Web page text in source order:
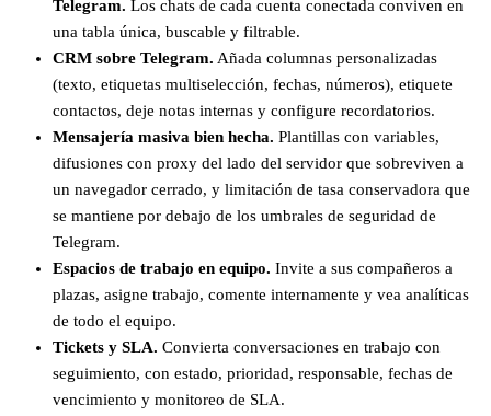
Telegram. Los chats de cada cuenta conectada conviven en
una tabla única, buscable y filtrable.
CRM sobre Telegram. Añada columnas personalizadas
(texto, etiquetas multiselección, fechas, números), etiquete
contactos, deje notas internas y configure recordatorios.
Mensajería masiva bien hecha. Plantillas con variables,
difusiones con proxy del lado del servidor que sobreviven a
un navegador cerrado, y limitación de tasa conservadora que
se mantiene por debajo de los umbrales de seguridad de
Telegram.
Espacios de trabajo en equipo. Invite a sus compañeros a
plazas, asigne trabajo, comente internamente y vea analíticas
de todo el equipo.
Tickets y SLA. Convierta conversaciones en trabajo con
seguimiento, con estado, prioridad, responsable, fechas de
vencimiento y monitoreo de SLA.